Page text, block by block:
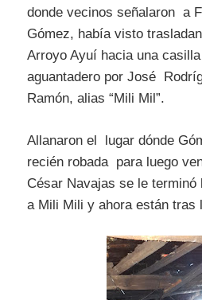
donde vecinos señalaron a
Gómez, había visto
Arroyo Ayuí hacia una
aguantadero por José
Ramón, alias “Mili Mil”.
Allanaron el lugar dónde
recién robada para luego
César Navajas se le terminó
a Mili Mili y ahora están tras